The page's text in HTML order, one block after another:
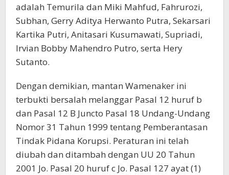
adalah Temurila dan Miki Mahfud, Fahrurozi,
Subhan, Gerry Aditya Herwanto Putra, Sekarsari
Kartika Putri, Anitasari Kusumawati, Supriadi,
Irvian Bobby Mahendro Putro, serta Hery
Sutanto.
Dengan demikian, mantan Wamenaker ini
terbukti bersalah melanggar Pasal 12 huruf b
dan Pasal 12 B Juncto Pasal 18 Undang-Undang
Nomor 31 Tahun 1999 tentang Pemberantasan
Tindak Pidana Korupsi. Peraturan ini telah
diubah dan ditambah dengan UU 20 Tahun
2001 Jo. Pasal 20 huruf c Jo. Pasal 127 ayat (1)